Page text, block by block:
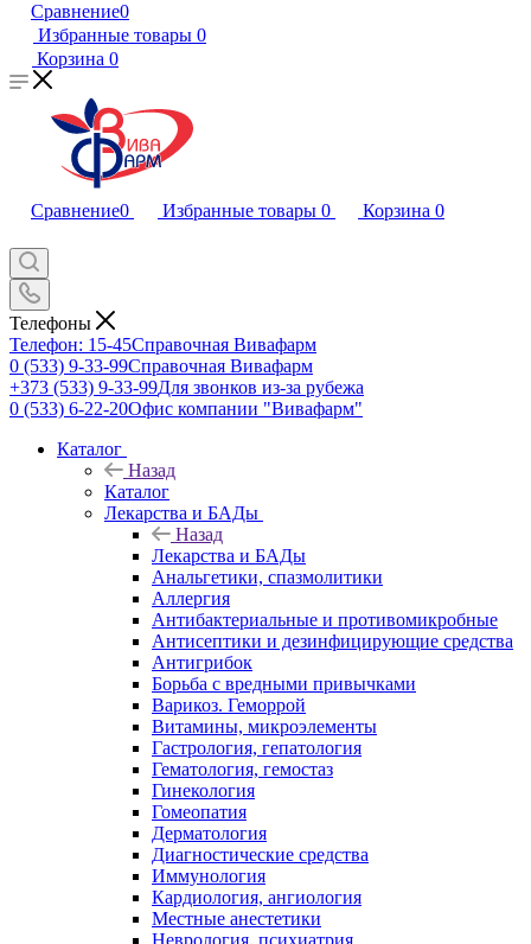
Сравнение0
Избранные товары 0
Корзина 0
Сравнение0 Избранные товары 0 Корзина 0
Телефоны
Телефон: 15-45Справочная Вивафарм
0 (533) 9-33-99Справочная Вивафарм
+373 (533) 9-33-99Для звонков из-за рубежа
0 (533) 6-22-20Офис компании "Вивафарм"
Каталог
Назад
Каталог
Лекарства и БАДы
Назад
Лекарства и БАДы
Анальгетики, спазмолитики
Аллергия
Антибактериальные и противомикробные
Антисептики и дезинфицирующие средства
Антигрибок
Борьба с вредными привычками
Варикоз. Геморрой
Витамины, микроэлементы
Гастрология, гепатология
Гематология, гемостаз
Гинекология
Гомеопатия
Дерматология
Диагностические средства
Иммунология
Кардиология, ангиология
Местные анестетики
Неврология, психиатрия